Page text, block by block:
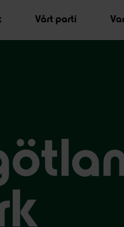
Vårt parti